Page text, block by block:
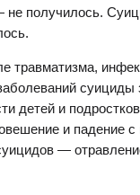
получилось.
травматизма,
детей и
и падение
—